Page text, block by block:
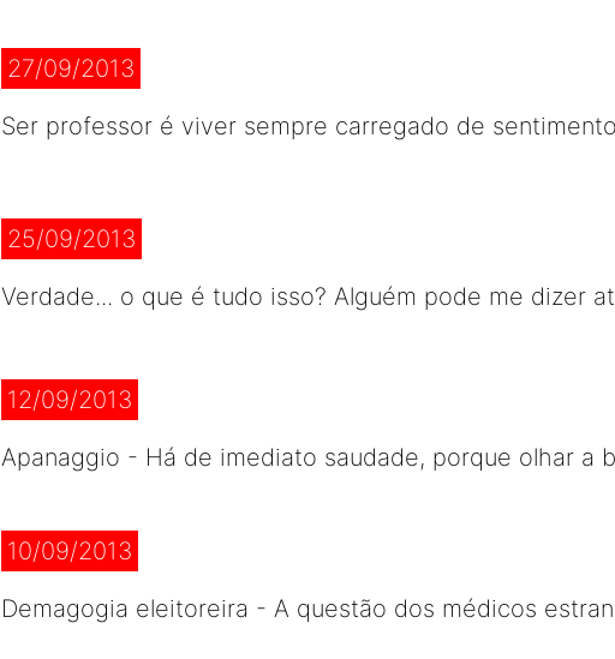
27/09/2013
Ser professor é viver sempre carregado de
25/09/2013
Verdade... o que é tudo isso? Alguém pode me dizer
12/09/2013
Apanaggio - Há de imediato saudade, porque olhar a
10/09/2013
Demagogia eleitoreira - A questão dos médicos